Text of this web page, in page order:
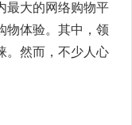
最大的网络购物平
物体验。其中，领
。然而，不少人心